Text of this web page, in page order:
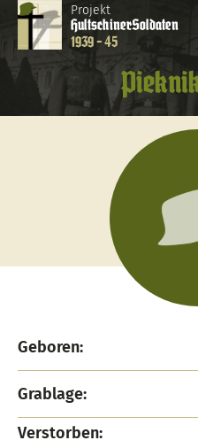
Projekt
HultschinerSoldaten
1939 - 45
Geboren:
Grablage:
Verstorben: